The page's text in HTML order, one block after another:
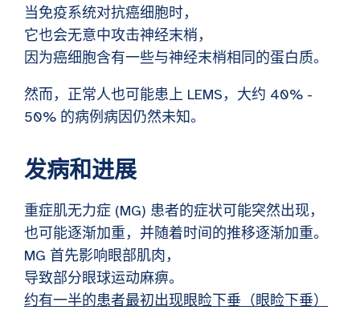
当免疫系统对抗癌细胞时，
它也会无意中攻击神经末梢，
因为癌细胞含有一些与神经末梢相同的蛋白质。
然而，正常人也可能患上 LEMS，大约 40% -
50% 的病例病因仍然未知。
发病和进展
重症肌无力症 (MG) 患者的症状可能突然出现，
也可能逐渐加重，并随着时间的推移逐渐加重。
MG 首先影响眼部肌肉，
导致部分眼球运动麻痹。
约有一半的患者最初出现眼睑下垂（眼睑下垂）